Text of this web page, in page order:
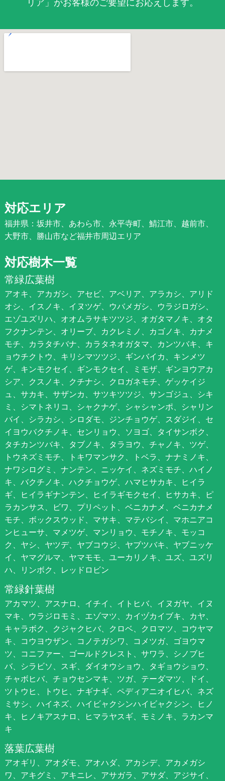
対応エリア
福井県：坂井市、あわら市、永平寺町、鯖江市、越前市、
大野市、勝山市など福井市周辺エリア
対応樹木一覧
常緑広葉樹
アオキ、アカガシ、アセビ、アベリア、アラカシ、アリド
オシ、イスノキ、イヌツゲ、ウバメガシ、ウラジロガシ、
エゾユズリハ、オオムラサキツツジ、オガタマノキ、オタ
フクナンテン、オリーブ、カクレミノ、カゴノキ、カナメ
モチ、カラタチバナ、カラタネオガタマ、カンツバキ、キ
ョウチクトウ、キリシマツツジ、ギンバイカ、キンメツ
ゲ、キンモクセイ、ギンモクセイ、ミモザ、ギンヨウアカ
シア、クスノキ、クチナシ、クロガネモチ、ゲッケイジ
ュ、サカキ、サザンカ、サツキツツジ、サンゴジュ、シキ
ミ、シマトネリコ、シャクナゲ、シャシャンポ、シャリン
バイ、シラカシ、シロダモ、ジンチョウゲ、スダジイ、セ
イヨウバクチノキ、センリョウ、ソヨゴ、タイサンボク、
タチカンツバキ、タブノキ、タラヨウ、チャノキ、ツゲ、
トウネズミモチ、トキワマンサク、トベラ、ナナミノキ、
ナワシログミ、ナンテン、ニッケイ、ネズミモチ、ハイノ
キ、バクチノキ、ハクチョウゲ、ハマヒサカキ、ヒイラ
ギ、ヒイラギナンテン、ヒイラギモクセイ、ヒサカキ、ピ
ラカンサス、ビワ、プリペット、ベニカナメ、ベニカナメ
モチ、ボックスウッド、マサキ、マテバシイ、マホニアコ
ンヒューサ、マメツゲ、マンリョウ、モチノキ、モッコ
ク、ヤシ、ヤツデ、ヤブコウジ、ヤブツバキ、ヤブニッケ
イ、ヤマグルマ、ヤマモモ、ユーカリノキ、ユズ、ユズリ
ハ、リンボク、レッドロビン
常緑針葉樹
アカマツ、アスナロ、イチイ、イトヒバ、イヌガヤ、イヌ
マキ、ウラジロモミ、エゾマツ、カイヅカイブキ、カヤ、
キャラボク、クジャクヒバ、クロベ、クロマツ、コウヤマ
キ、コウヨウザン、コノテガシワ、コメツガ、ゴヨウマ
ツ、コニファー、ゴールドクレスト、サワラ、シノブヒ
バ、シラビソ、スギ、ダイオウショウ、タギョウショウ、
チャボヒバ、チョウセンマキ、ツガ、テーダマツ、ドイ、
ツトウヒ、トウヒ、ナギナギ、ペディアニオイヒバ、ネズ
ミサシ、ハイネズ、ハイビャクシンハイビャクシン、ヒノ
キ、ヒノキアスナロ、ヒマラヤスギ、モミノキ、ラカンマ
キ
落葉広葉樹
アオギリ、アオダモ、アオハダ、アカシデ、アカメガシ
ワ、アキグミ、アキニレ、アサガラ、アサダ、アジサイ、